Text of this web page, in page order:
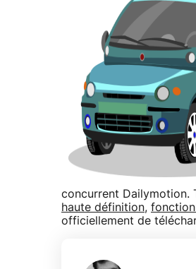
concurrent Dailymotion.
haute définition,
officiellement de